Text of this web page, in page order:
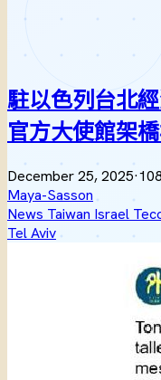
駐以色列台北
官方大使館架
December 25, 2025·
Maya-Sasson
News Taiwan Israel
Tel Aviv